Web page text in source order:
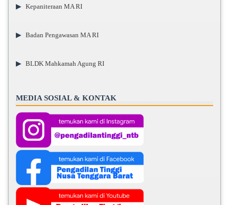
▶ Kepaniteraan MA RI
▶ Badan Pengawasan MA RI
▶ BLDK Mahkamah Agung RI
MEDIA SOSIAL & KONTAK